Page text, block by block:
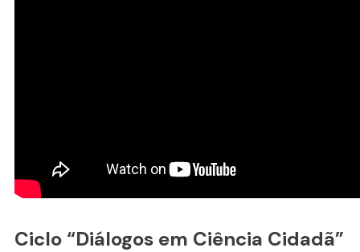
Ciclo “Diálogos em Ciência Cidadã”